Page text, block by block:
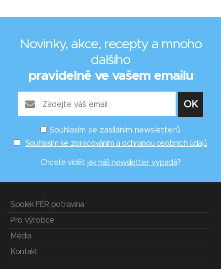
Novinky, akce, recepty a mnoho
dalšího
pravidelně ve vašem emailu
Souhlasím se zasíláním newsletterů
Souhlasím se zpracováním a ochranou osobních údajů
Chcete vidět jak náš newsletter vypadá?
Spolek FÉR potravina
Pro výrobce
Média
Kontakt